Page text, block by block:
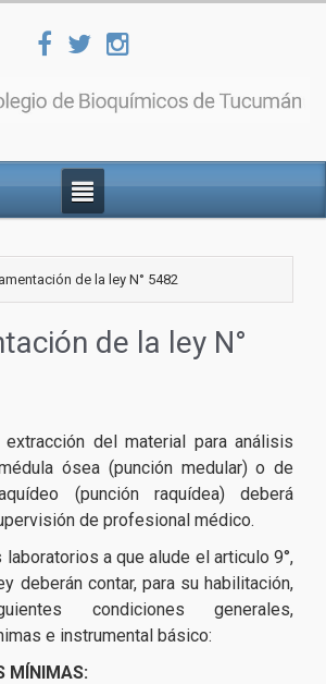
de la ley N° 5482
de la ley N°
extracción del material para análisis
ósea (punción medular) o de
(punción raquídea) deberá
de profesional médico.
laboratorios a que alude el articulo 9°,
deberán contar, para su habilitación,
condiciones generales,
e instrumental básico:
MÍNIMAS: